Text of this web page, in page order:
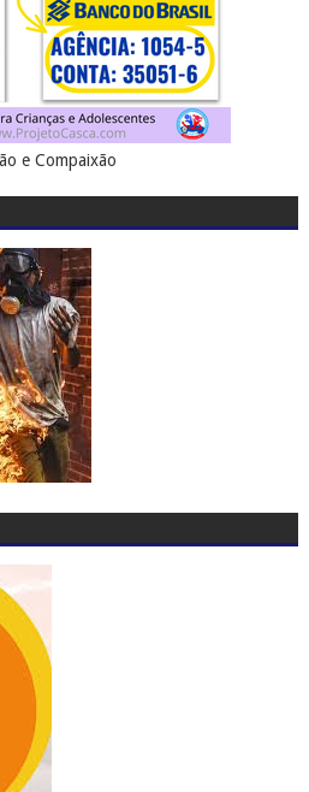
e Compaixão